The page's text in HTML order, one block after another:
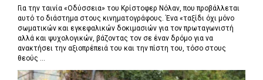
Για την ταινία «Οδύσσεια» του Κρίστοφερ Νόλαν,που προβάλλεται
αυτό το διάστημα στους κινηματογράφους. Ένα «ταξίδι όχι μόνο
σωματικών και εγκεφαλικών δοκιμασιών για τον πρωταγωνιστή
αλλά και ψυχολογικών, βάζοντας τον σε έναν δρόμο για να
ανακτήσει την αξιοπρέπειά του και την πίστη του, τόσο στους
θεούς ...